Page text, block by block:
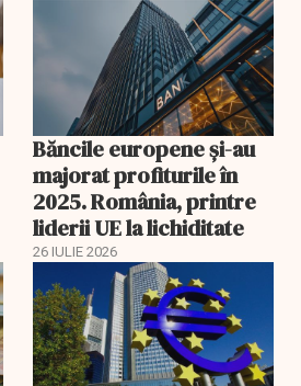
Băncile europene și-au
majorat profiturile în
2025. România, printre
liderii UE la lichiditate
26 IULIE 2026